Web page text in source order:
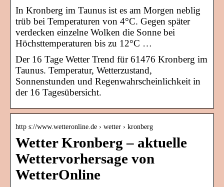
In Kronberg im Taunus ist es am Morgen neblig
trüb bei Temperaturen von 4°C. Gegen später
verdecken einzelne Wolken die Sonne bei
Höchsttemperaturen bis zu 12°C …
Der 16 Tage Wetter Trend für 61476 Kronberg im
Taunus. Temperatur, Wetterzustand,
Sonnenstunden und Regenwahrscheinlichkeit in
der 16 Tagesübersicht.
http s://www.wetteronline.de › wetter › kronberg
Wetter Kronberg – aktuelle
Wettervorhersage von
WetterOnline